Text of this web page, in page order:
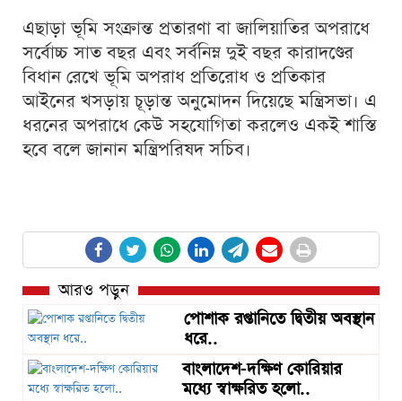
এছাড়া ভূমি সংক্রান্ত প্রতারণা বা জালিয়াতির অপরাধে
সর্বোচ্চ সাত বছর এবং সর্বনিম্ন দুই বছর কারাদণ্ডের
বিধান রেখে ভূমি অপরাধ প্রতিরোধ ও প্রতিকার
আইনের খসড়ায় চূড়ান্ত অনুমোদন দিয়েছে মন্ত্রিসভা। এ
ধরনের অপরাধে কেউ সহযোগিতা করলেও একই শাস্তি
হবে বলে জানান মন্ত্রিপরিষদ সচিব।
আরও পড়ুন
পোশাক রপ্তানিতে দ্বিতীয় অবস্থান
ধরে..
বাংলাদেশ-দক্ষিণ কোরিয়ার
মধ্যে স্বাক্ষরিত হলো..